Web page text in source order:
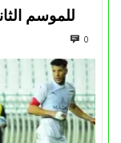
للموسم
0